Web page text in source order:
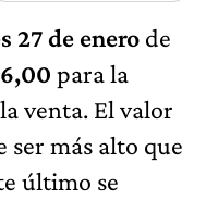
27 de enero de
para la
venta. El valor
ser más alto que
último se